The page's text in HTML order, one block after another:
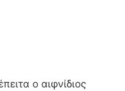
ο αιφνίδιος